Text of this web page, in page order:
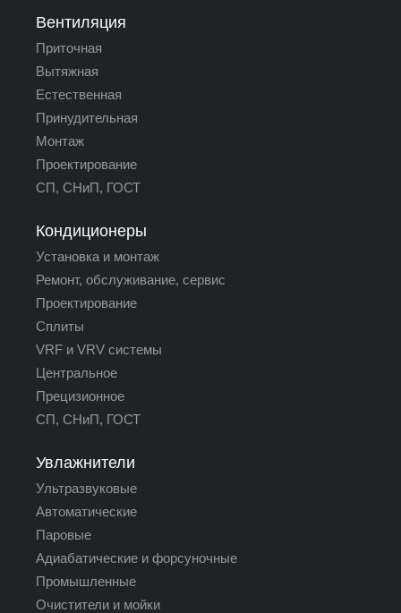
Вентиляция
Приточная
Вытяжная
Естественная
Принудительная
Монтаж
Проектирование
СП, СНиП, ГОСТ
Кондиционеры
Установка и монтаж
Ремонт, обслуживание, сервис
Проектирование
Сплиты
VRF и VRV системы
Центральное
Прецизионное
СП, СНиП, ГОСТ
Увлажнители
Ультразвуковые
Автоматические
Паровые
Адиабатические и форсуночные
Промышленные
Очистители и мойки